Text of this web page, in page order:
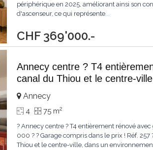
CHF 369'000.-
périphérique en 2025, améliorant ainsi son
d'ascenseur, ce qui représente...
Annecy centre ? T4
canal du Thiou et le centre-ville
Annecy
4 75 m2
? Annecy centre ? T4 entièrement rénové
000 ? ? Garage compris dans le prix ! Réf.
Thiou et le centre-ville, dans un